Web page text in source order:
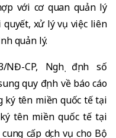
với cơ quan quản lý
xử lý vụ việc liên
quản lý.
CP, Nghị định số
quy định về báo cáo
ký tên miền quốc tế tại
tên miền quốc tế tại
cấp dịch vụ cho Bộ